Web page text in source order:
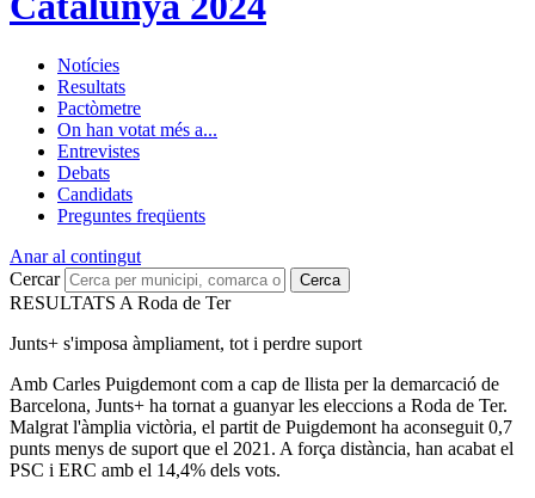
Notícies
Resultats
Pactòmetre
On han votat més a...
Entrevistes
Debats
Candidats
Preguntes freqüents
Anar al contingut
Cercar
Cerca
RESULTATS A Roda de Ter
Junts+ s'imposa àmpliament, tot i perdre suport
Amb Carles Puigdemont com a cap de llista per la demarcació de
Barcelona, Junts+ ha tornat a guanyar les eleccions a Roda de Ter.
Malgrat l'àmplia victòria, el partit de Puigdemont ha aconseguit 0,7
punts menys de suport que el 2021. A força distància, han acabat el
PSC i ERC amb el 14,4% dels vots.